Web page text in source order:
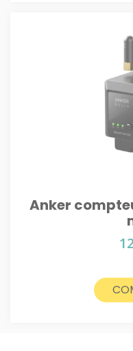
Anker